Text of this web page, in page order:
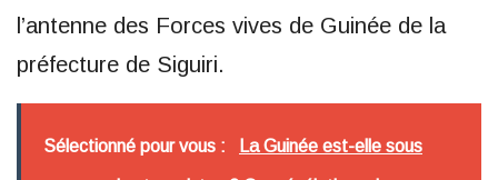
l’antenne des Forces vives de Guinée de la
préfecture de Siguiri.
Sélectionné pour vous : La Guinée est-elle sous